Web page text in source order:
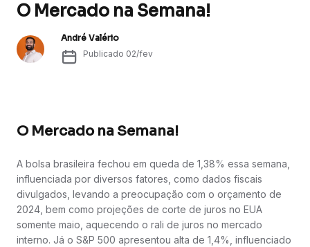
O Mercado na Semana!
André Valério
Publicado 02/fev
O Mercado na Semana!
A bolsa brasileira fechou em queda de 1,38% essa semana,
influenciada por diversos fatores, como dados fiscais
divulgados, levando a preocupação com o orçamento de
2024, bem como projeções de corte de juros no EUA
somente maio, aquecendo o rali de juros no mercado
interno. Já o S&P 500 apresentou alta de 1,4%, influenciado